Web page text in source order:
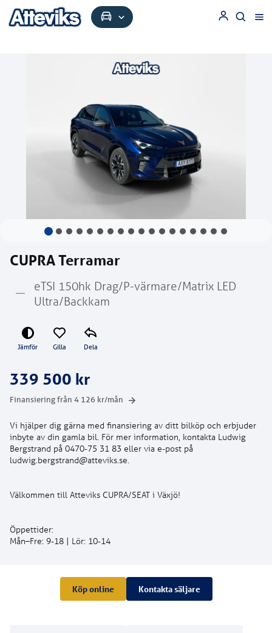
CUPRA Terramar
eTSI 150hk Drag/P-värmare/Matrix LED
Ultra/Backkam
Jämför Gilla Dela
339 500 kr
Finansiering från 4 126 kr/mån
Vi hjälper dig gärna med finansiering av ditt bilköp och erbjuder
inbyte av din gamla bil. För mer information, kontakta Ludwig
Bergstrand på 0470-75 31 83 eller via e-post på
Öppettider:
Mån–Fre: 9-18 | Lör: 10-14
Köp online Kontakta säljare